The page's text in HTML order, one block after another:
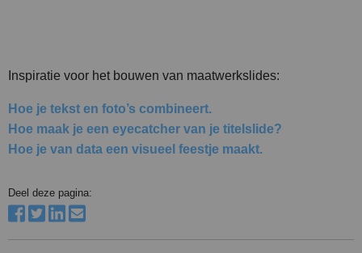
Inspiratie voor het bouwen van maatwerkslides:
Hoe je tekst en foto’s combineert.
Hoe maak je een eyecatcher van je titelslide?
Hoe je van data een visueel feestje maakt.
Deel deze pagina: